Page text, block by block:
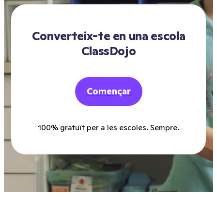
Converteix-te en una escola
ClassDojo
Començar
100% gratuït per a les escoles. Sempre.